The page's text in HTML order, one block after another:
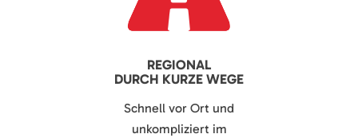
REGIONAL
DURCH KURZE WEGE
Schnell vor Ort und
unkompliziert im